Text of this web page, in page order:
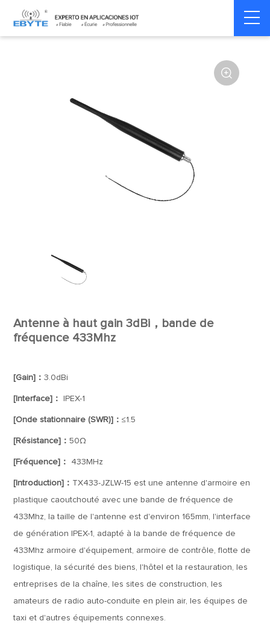
Home > Accessoires > Antenna

Antenne à haut gain 3dBi，bande de
fréquence 433Mhz
[Gain]：3.0dBi
[Interface]： IPEX-1
[Onde stationnaire (SWR)]：≤1.5
[Résistance]：50Ω
[Fréquence]： 433MHz
[Introduction]： TX433-JZLW-15 est une antenne d'armoire en
plastique caoutchouté avec une bande de fréquence de
433Mhz, la taille de l'antenne est d'environ 165mm, l'interface
de génération IPEX-1, adapté à la bande de fréquence de
433Mhz armoire d'équipement, armoire de contrôle, flotte de
logistique, la sécurité des biens, l'hôtel et la restauration, les
entreprises de la chaîne, les sites de construction, les
amateurs de radio auto-conduite en plein air, les équipes de
taxi et d'autres équipements connexes.